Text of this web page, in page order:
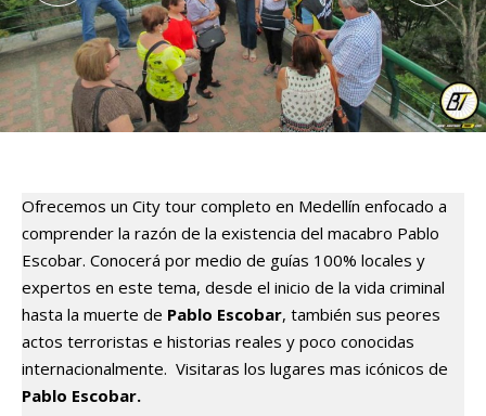
Ofrecemos un City tour completo en Medellín enfocado a
comprender la razón de la existencia del macabro Pablo
Escobar. Conocerá por medio de guías 100% locales y
expertos en este tema, desde el inicio de la vida criminal
hasta la muerte de Pablo Escobar, también sus peores
actos terroristas e historias reales y poco conocidas
internacionalmente. Visitaras los lugares mas icónicos de
Pablo Escobar.